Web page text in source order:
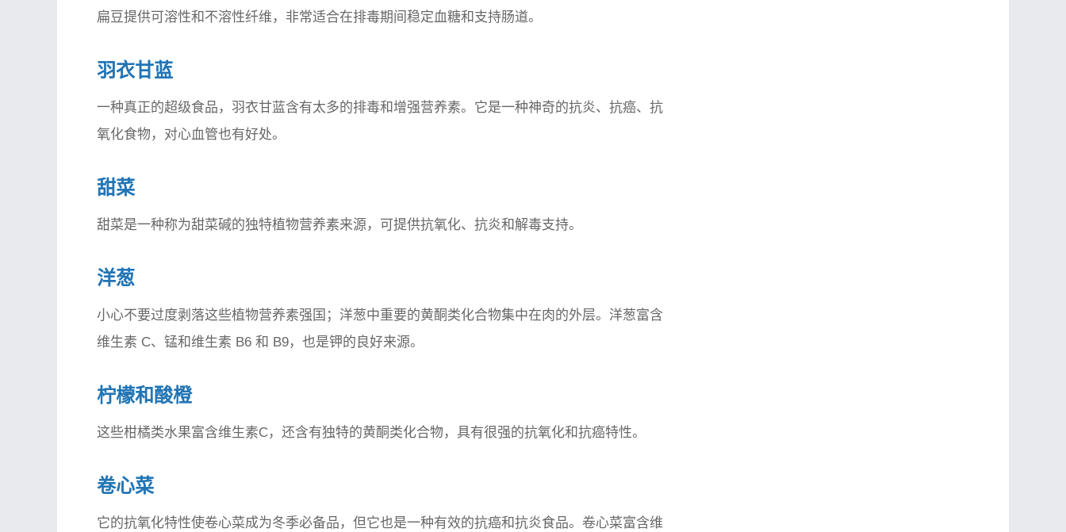
扁豆提供可溶性和不溶性纤维，非常适合在排毒期间稳定血糖和支持肠道。
羽衣甘蓝
一种真正的超级食品，羽衣甘蓝含有太多的排毒和增强营养素。它是一种神奇的抗炎、抗癌、抗
氧化食物，对心血管也有好处。
甜菜
甜菜是一种称为甜菜碱的独特植物营养素来源，可提供抗氧化、抗炎和解毒支持。
洋葱
小心不要过度剥落这些植物营养素强国；洋葱中重要的黄酮类化合物集中在肉的外层。洋葱富含
维生素 C、锰和维生素 B6 和 B9，也是钾的良好来源。
柠檬和酸橙
这些柑橘类水果富含维生素C，还含有独特的黄酮类化合物，具有很强的抗氧化和抗癌特性。
卷心菜
它的抗氧化特性使卷心菜成为冬季必备品，但它也是一种有效的抗癌和抗炎食品。卷心菜富含维